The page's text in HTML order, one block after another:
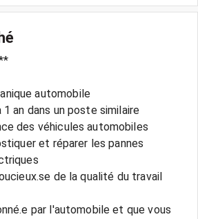
automobile
an dans un poste similaire
des véhicules automobiles
et réparer les pannes
de la qualité du travail
par l'automobile et que vous